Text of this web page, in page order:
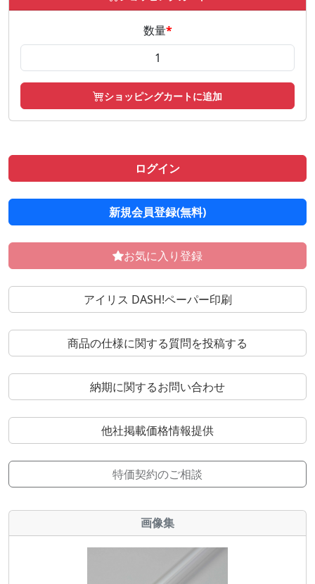
数量*
ショッピングカートに追加
ログイン
新規会員登録(無料)
お気に入り登録
アイリス DASH!ペーパー印刷
商品の仕様に関する質問を投稿する
納期に関するお問い合わせ
他社掲載価格情報提供
特価契約のご相談
画像集